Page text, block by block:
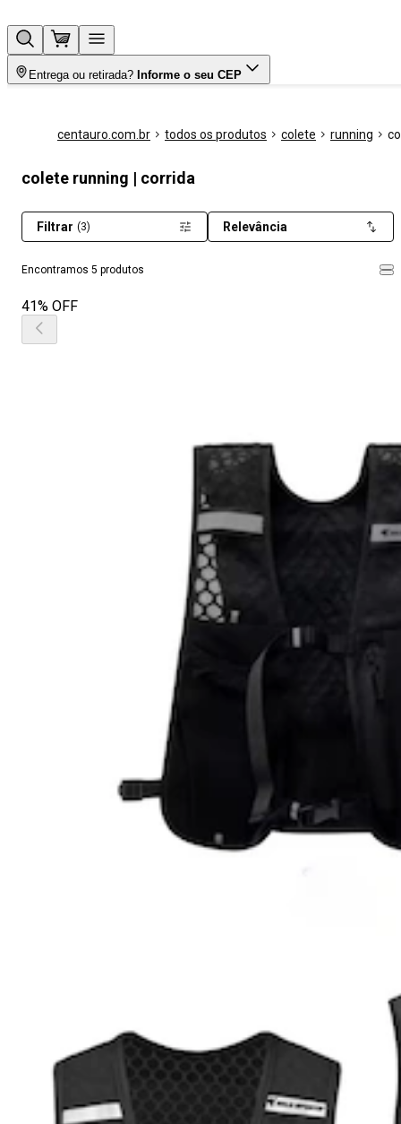
Entrega ou retirada? Informe o seu CEP
centauro.com.br todos os produtos colete running
colete running | corrida
Encontramos 5 produtos
Filtrar (3) Relevância
41% OFF